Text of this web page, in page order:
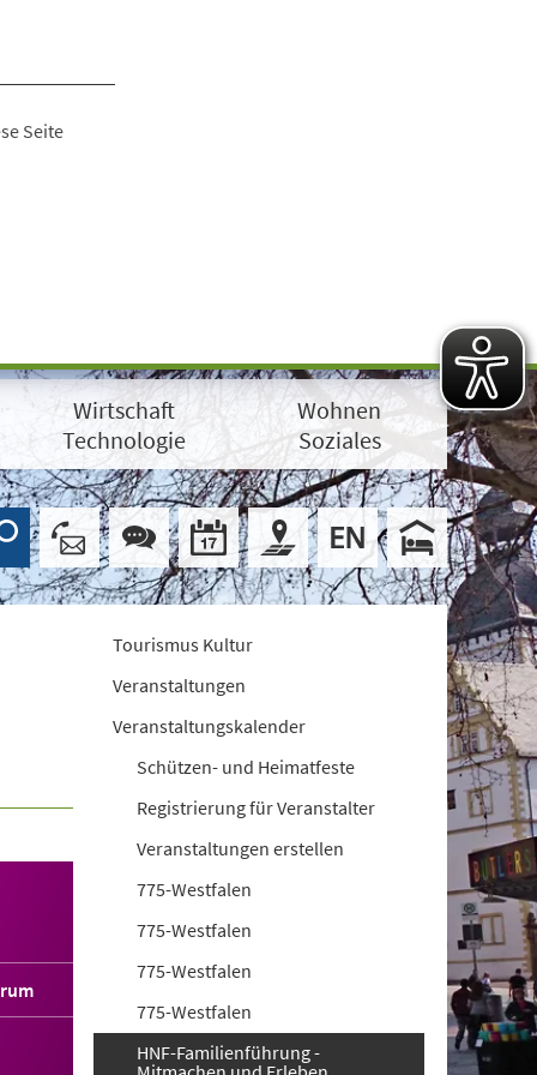
Seite
Wirtschaft
Technologie
Wohnen
Soziales
Tourismus Kultur
Veranstaltungen
Veranstaltungskalender
Schützen- und Heimatfeste
Registrierung für Veranstalter
Veranstaltungen erstellen
775-Westfalen
775-Westfalen
775-Westfalen
775-Westfalen
HNF-Familienführung -